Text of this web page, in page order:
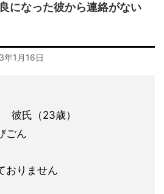
になった彼から連絡がない
年1月16日
彼氏（23歳）
ごん
おりません